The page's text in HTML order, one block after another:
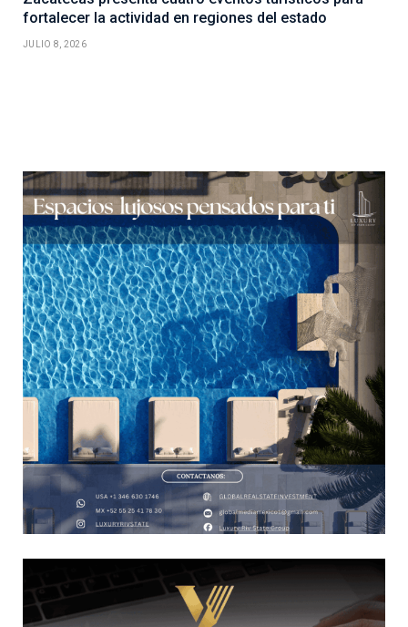
fortalecer la actividad en regiones del estado
JULIO 8, 2026